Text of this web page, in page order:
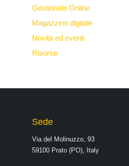
Gestionale Online
Magazzino digitale
Novità ed eventi
Risorse
Sede
Via del Molinuzzo, 93
59100 Prato (PO), Italy